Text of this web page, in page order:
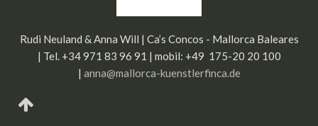
Rudi Neuland & Anna Will | Ca’s Concos - Mallorca Baleares
| Tel. +34 971 83 96 91 | mobil: +49 175-20 20 100
| anna@mallorca-kuenstlerfinca.de